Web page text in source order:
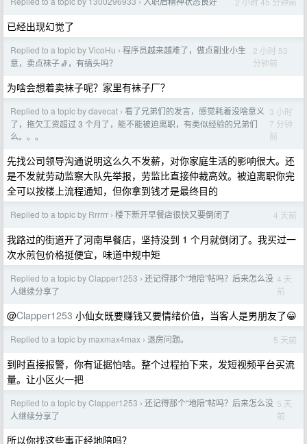
›
已经出现幻觉了
Replied to a topic by VicoHu › 程序员越来越难了，做点副业小生
意，卖点袜子🧦，有搞头吗？
2 小时 53
分钟前
为啥会想着卖袜子呢？家里有袜子厂？
Replied to a topic by davecat › 看了兄弟们的发言，感觉耗着没啥意义
了，拖欠工资超过 3 个月了，能不能被迫离职，有类似经验的兄弟们
么。。。
3 小时
7 分钟
前
先找公司领导沟通说明这么久不发薪，对你家庭生活的影响很大。还
是不发就劳动监察大队先举报，劳监比直接仲裁高效。被迫离职你完
全可以按楼上流程通知，但你拿到钱才是最终目的
Replied to a topic by Rrrrrr › 楼下新开早餐店很快又要倒闭了 4 天前
我路过的街道开了河南早餐店，坚持没到 1 个月就倒闭了。我买过一
次水煎包价格挺便宜，味道中规中矩
Replied to a topic by Clapper1253 › 还记得那个“地陪”帖吗？后来怎么没
人继续分享了
4 天
前
@Clapper1253 小仙女既要赚钱又要情绪价值，当客人是男朋友了😀
Replied to a topic by maxmax4max › 退房问题。 5 天前
到时直接报警，你有证据怕啥。整个过程拍下来，发短视频平台买流
量。让小区火一把
Replied to a topic by Clapper1253 › 还记得那个“地陪”帖吗？后来怎么没
人继续分享了
5 天
前
所以你找这些事正经地陪吗？